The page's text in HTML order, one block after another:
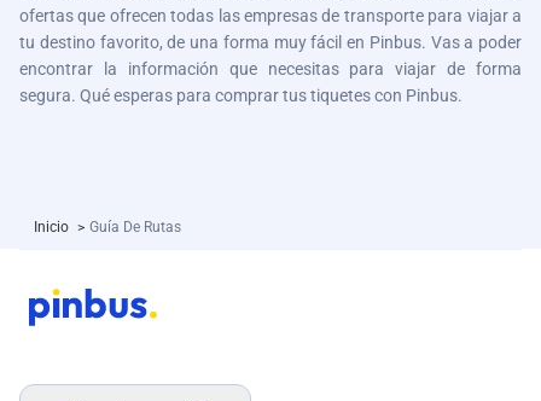
ofertas que ofrecen todas las empresas de transporte para viajar a
tu destino favorito, de una forma muy fácil en Pinbus. Vas a poder
encontrar la información que necesitas para viajar de forma
segura. Qué esperas para comprar tus tiquetes con Pinbus.
Inicio > Guía De Rutas